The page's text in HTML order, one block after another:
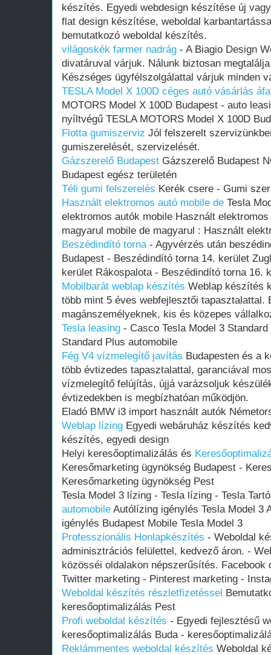
készítés. Egyedi webdesign készítése új
flat design készítése, weboldal
bemutatkozó weboldal készítés.
világoskék farmer nadrág - A Biagio Design
divatáruval várjuk. Nálunk biztosan
Készséges ügyfélszolgálattal várjuk minden
TESLA Model X 100D céges autó vásárlás áfa
MOTORS Model X 100D Budapest - auto
nyíltvégű TESLA MOTORS Model X 100D
Flotta gumiszerviz Jól felszerelt
gumiszerelését, szervizelését.
Gázszerelő Budapest Gázszerelő Budapest
Budapest egész területén
Téli gumi felszerelés Kerék csere - Gumi
Használt elektromos autó mobile de Tesla
elektromos autók mobile Használt
magyarul mobile de magyarul : Használt
Beszédindító torna- Agyvérzés után
Budapest - Beszédindító torna 14. kerület
kerület Rákospalota - Beszédindító torna 16.
Mobilbarát weblap készítés Weblap készítés
több mint 5 éves webfejlesztői tapasztalattal.
magánszemélyeknek, kis és közepes
Tesla leasing - Casco Tesla Model 3
Standard Plus automobile
Fég V4 vízmelegítő javítás Budapesten és a
több évtizedes tapasztalattal, garanciával
vízmelegítő felújítás, újjá varázsoljuk
évtizedekben is megbízhatóan működjön.
Eladó BMW i3 import használt autók
Weblap lízing Egyedi webáruház készítés
készítés, egyedi design
Helyi keresőoptimalizálás és
Keresőmarketing ügynökség Budapest -
Keresőmarketing ügynökség Pest
Tesla Model 3 lízing - Tesla lízing - Tesla
automobile Autólízing igénylés Tesla Model 3
igénylés Budapest Mobile Tesla Model 3
Professzionális Honlapkészítés - Weboldal
adminisztrációs felülettel, kedvező áron. -
közösséi oldalakon népszerűsítés. Facebook
Twitter marketing - Pinterest marketing -
Weboldal készítés részletfizetéssel
keresőoptimalizálás Pest
Profi weboldal készítés - Egyedi fejlesztésű
keresőoptimalizálás Buda -
Reklámmentes weboldal készítés Weboldal